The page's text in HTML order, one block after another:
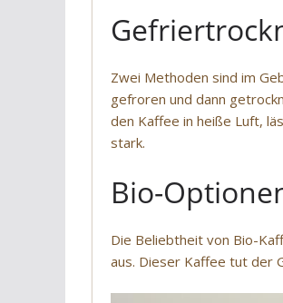
Zwei Methoden sind im
gefroren und dann
den Kaffee in heiße Luft,
stark.
Bio-
Die Beliebtheit von Bio-
aus. Dieser Kaffee tut der